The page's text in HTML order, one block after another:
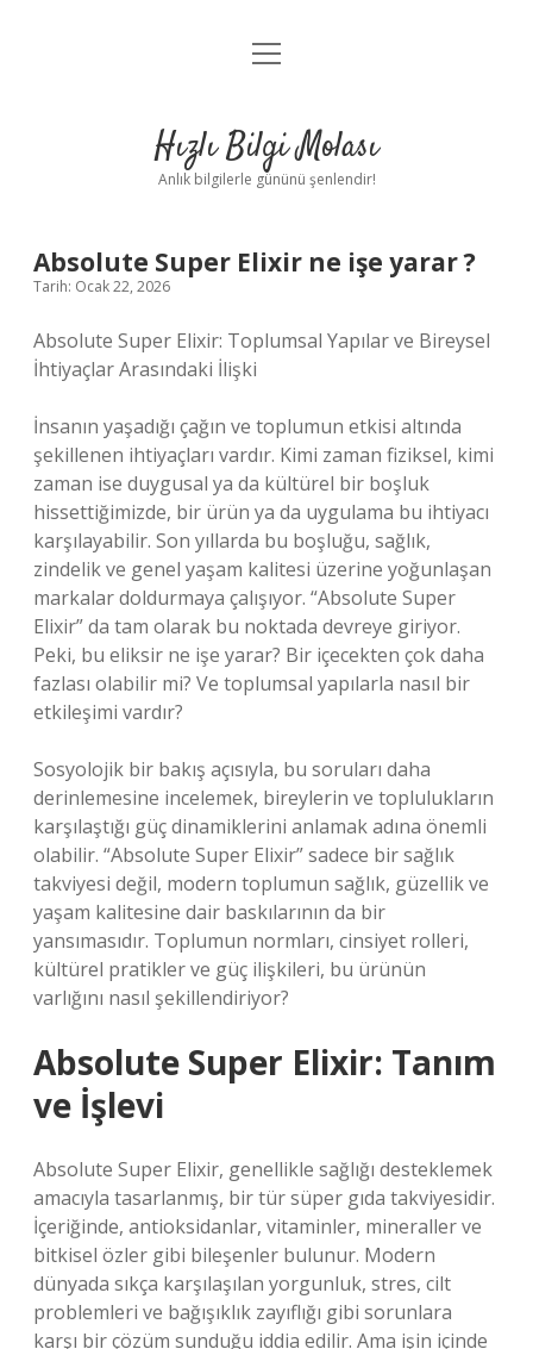
Anasayfa
Yasal Uyarı
menüyü
Hızlı Bilgi Molası
Anlık bilgilerle gününü şenlendir!
Absolute Super Elixir ne işe yarar ?
Tarih: Ocak 22, 2026
Absolute Super Elixir: Toplumsal Yapılar ve Bireysel
İhtiyaçlar Arasındaki İlişki
İnsanın yaşadığı çağın ve toplumun etkisi altında
şekillenen ihtiyaçları vardır. Kimi zaman fiziksel, kimi
zaman ise duygusal ya da kültürel bir boşluk
hissettiğimizde, bir ürün ya da uygulama bu ihtiyacı
karşılayabilir. Son yıllarda bu boşluğu, sağlık,
zindelik ve genel yaşam kalitesi üzerine yoğunlaşan
markalar doldurmaya çalışıyor. “Absolute Super
Elixir” da tam olarak bu noktada devreye giriyor.
Peki, bu eliksir ne işe yarar? Bir içecekten çok daha
fazlası olabilir mi? Ve toplumsal yapılarla nasıl bir
etkileşimi vardır?
Sosyolojik bir bakış açısıyla, bu soruları daha
derinlemesine incelemek, bireylerin ve toplulukların
karşılaştığı güç dinamiklerini anlamak adına önemli
olabilir. “Absolute Super Elixir” sadece bir sağlık
takviyesi değil, modern toplumun sağlık, güzellik ve
yaşam kalitesine dair baskılarının da bir
yansımasıdır. Toplumun normları, cinsiyet rolleri,
kültürel pratikler ve güç ilişkileri, bu ürünün
varlığını nasıl şekillendiriyor?
Absolute Super Elixir: Tanım
ve İşlevi
Absolute Super Elixir, genellikle sağlığı desteklemek
amacıyla tasarlanmış, bir tür süper gıda takviyesidir.
İçeriğinde, antioksidanlar, vitaminler, mineraller ve
bitkisel özler gibi bileşenler bulunur. Modern
dünyada sıkça karşılaşılan yorgunluk, stres, cilt
problemleri ve bağışıklık zayıflığı gibi sorunlara
karşı bir çözüm sunduğu iddia edilir. Ama işin içinde